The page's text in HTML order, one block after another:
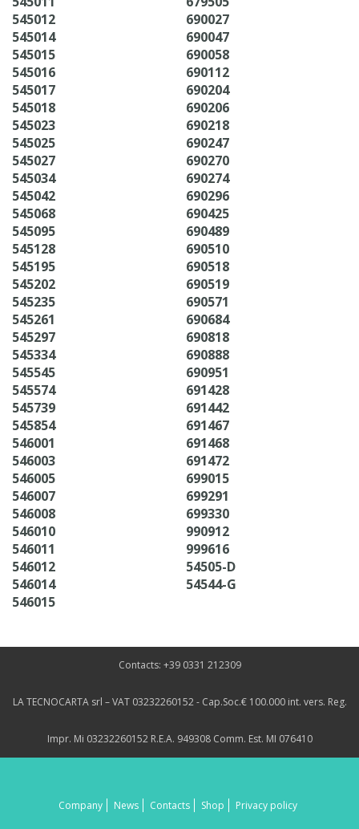
545012
545014
545015
545016
545017
545018
545023
545025
545027
545034
545042
545068
545095
545128
545195
545202
545235
545261
545297
545334
545545
545574
545739
545854
546001
546003
546005
546007
546008
546010
546011
546012
546014
546015
690027
690047
690058
690112
690204
690206
690218
690247
690270
690274
690296
690425
690489
690510
690518
690519
690571
690684
690818
690888
690951
691428
691442
691467
691468
691472
699015
699291
699330
990912
999616
54505-D
54544-G
Contacts: +39 0331 212309
LA TECNOCARTA srl – VAT 03232260152 - Cap.Soc.€ 100.000 int. vers. Reg.
Impr. Mi 03232260152 R.E.A. 949308 Comm. Est. MI 076410
Company News Contacts Shop Privacy policy